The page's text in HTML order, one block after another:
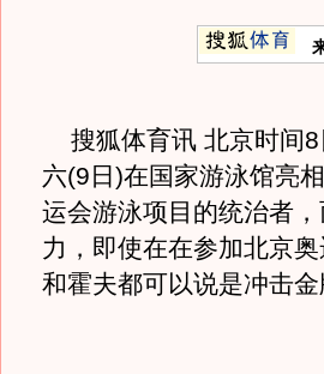
搜狐体育讯 北京时间8
六(9日)在国家游泳馆亮
运会游泳项目的统治者
力，即使在在参加北京
和霍夫都可以说是冲击